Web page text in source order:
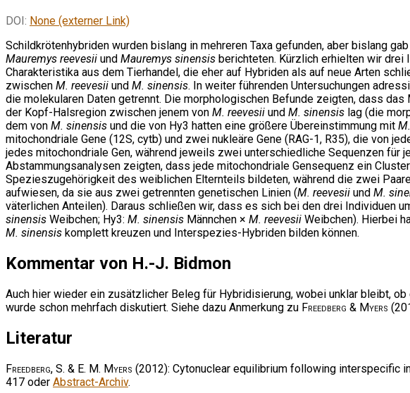
DOI: None (externer Link)
Schildkrötenhybriden wurden bislang in mehreren Taxa gefunden, aber bislang
Mauremys reevesii und Mauremys sinensis berichteten. Kürzlich erhielten wir drei
Charakteristika aus dem Tierhandel, die eher auf Hybriden als auf neue Arten
zwischen M. reevesii und M. sinensis. In weiter führenden Untersuchungen
die molekularen Daten getrennt. Die morphologischen Befunde zeigten, dass
der Kopf-Halsregion zwischen jenem von M. reevesii und M. sinensis lag (die
dem von M. sinensis und die von Hy3 hatten eine größere Übereinstimmung mit
mitochondriale Gene (12S, cytb) und zwei nukleäre Gene (RAG-1, R35), die von
jedes mitochondriale Gen, während jeweils zwei unterschiedliche Sequenzen für
Abstammungsanalysen zeigten, dass jede mitochondriale Gensequenz ein
Spezieszugehörigkeit des weiblichen Elternteils bildeten, während die zwei
aufwiesen, da sie aus zwei getrennten genetischen Linien (M. reevesii und M.
väterlichen Anteilen). Daraus schließen wir, dass es sich bei den drei Individuen
sinensis Weibchen; Hy3: M. sinensis Männchen × M. reevesii Weibchen). Hierbei
M. sinensis komplett kreuzen und Interspezies-Hybriden bilden können.
Kommentar von H.-J. Bidmon
Auch hier wieder ein zusätzlicher Beleg für Hybridisierung, wobei unklar bleibt,
wurde schon mehrfach diskutiert. Siehe dazu Anmerkung zu Freedberg & Myers
Literatur
Freedberg, S. & E. M. Myers (2012): Cytonuclear equilibrium following interspecific
417 oder Abstract-Archiv.